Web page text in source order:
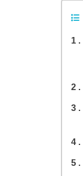
1
2
3
4
5